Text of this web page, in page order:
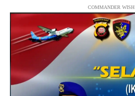
COMMANDER WISH